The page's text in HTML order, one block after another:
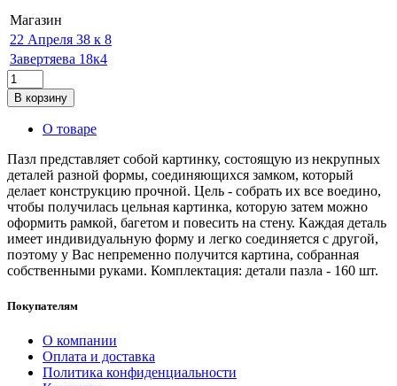
Магазин
22 Апреля 38 к 8
Завертяева 18к4
В корзину
О товаре
Пазл представляет собой картинку, состоящую из некрупных
деталей разной формы, соединяющихся замком, который
делает конструкцию прочной. Цель - собрать их все воедино,
чтобы получилась цельная картинка, которую затем можно
оформить рамкой, багетом и повесить на стену. Каждая деталь
имеет индивидуальную форму и легко соединяется с другой,
поэтому у Вас непременно получится картина, собранная
собственными руками. Комплектация: детали пазла - 160 шт.
Покупателям
О компании
Оплата и доставка
Политика конфиденциальности